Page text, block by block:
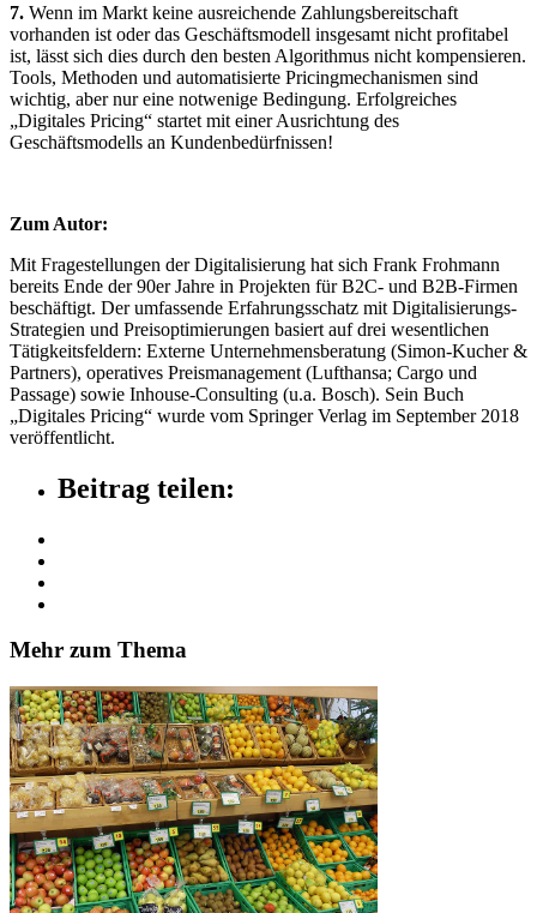
7. Wenn im Markt keine ausreichende Zahlungsbereitschaft
vorhanden ist oder das Geschäftsmodell insgesamt nicht profitabel
ist, lässt sich dies durch den besten Algorithmus nicht kompensieren.
Tools, Methoden und automatisierte Pricingmechanismen sind
wichtig, aber nur eine notwenige Bedingung. Erfolgreiches
„Digitales Pricing“ startet mit einer Ausrichtung des
Geschäftsmodells an Kundenbedürfnissen!
Zum Autor:
Mit Fragestellungen der Digitalisierung hat sich Frank Frohmann
bereits Ende der 90er Jahre in Projekten für B2C- und B2B-Firmen
beschäftigt. Der umfassende Erfahrungsschatz mit Digitalisierungs-
Strategien und Preisoptimierungen basiert auf drei wesentlichen
Tätigkeitsfeldern: Externe Unternehmensberatung (Simon-Kucher &
Partners), operatives Preismanagement (Lufthansa; Cargo und
Passage) sowie Inhouse-Consulting (u.a. Bosch). Sein Buch
„Digitales Pricing“ wurde vom Springer Verlag im September 2018
veröffentlicht.
Beitrag teilen:
Mehr zum Thema